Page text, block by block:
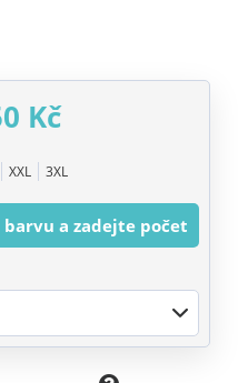
Kč
XXL 3XL
a zadejte počet